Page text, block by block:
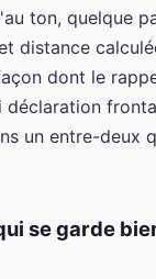
ton, quelque
distance
dont le
déclaration
un entre-deux
se garde